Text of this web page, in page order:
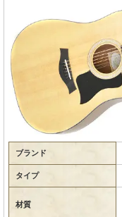
ブランド
タイプ
材質